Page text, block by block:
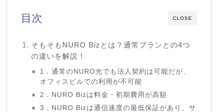
CLOSE
目次
そもそもNURO Bizとは？通常プランとの4つ
の違いを解説！
1．通常のNURO光でも法人契約は可能だが、
オフィスビルでの利用が不可能
2．NURO Bizは料金・初期費用が高額
3．NURO Bizは通信速度の最低保証があり、サ